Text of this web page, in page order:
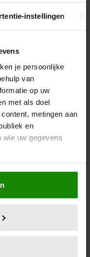
instellingen
je persoonlijke
van
op uw
met als doel
metingen aan
en
uw gegevens
geografische
kan zijn
(fingerprinting)